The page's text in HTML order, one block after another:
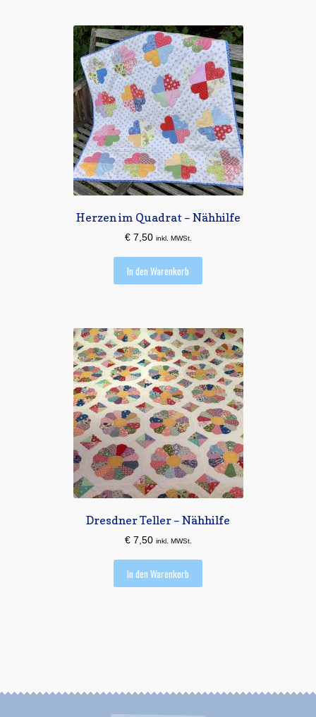
Herzen im Quadrat – Nähhilfe
€7,50 inkl. MWSt.
In den Warenkorb
Dresdner Teller – Nähhilfe
€7,50 inkl. MWSt.
In den Warenkorb